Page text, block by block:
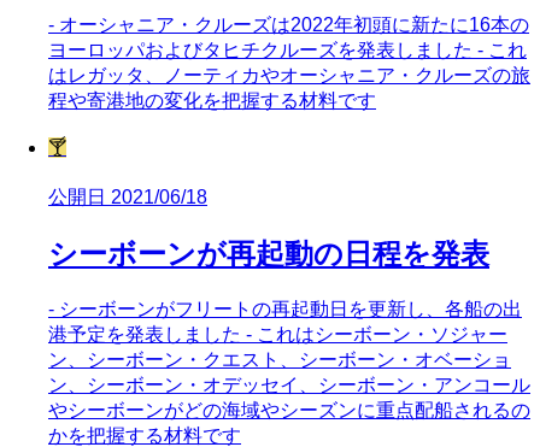
- オーシャニア・クルーズは2022年初頭に新たに16本の
ヨーロッパおよびタヒチクルーズを発表しました - これ
はレガッタ、ノーティカやオーシャニア・クルーズの旅
程や寄港地の変化を把握する材料です
🍸
公開日 2021/06/18
シーボーンが再起動の日程を発表
- シーボーンがフリートの再起動日を更新し、各船の出
港予定を発表しました - これはシーボーン・ソジャー
ン、シーボーン・クエスト、シーボーン・オベーショ
ン、シーボーン・オデッセイ、シーボーン・アンコール
やシーボーンがどの海域やシーズンに重点配船されるの
かを把握する材料です